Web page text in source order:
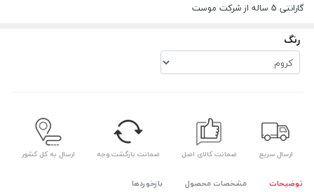
گارانتی 5 ساله از شرکت موست
رنگ
ارسال سریع ضمانت کالای اصل ضمانت بازگشت وجه ارسال به کل کشور
توضیحات مشخصات محصول بازخوردها